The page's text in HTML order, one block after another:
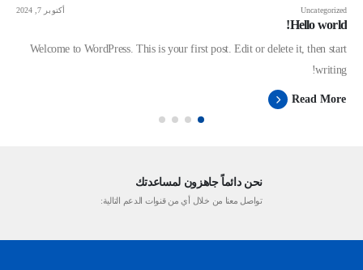
Uncategorized أكتوبر 7, 2024
Hello world!
Welcome to WordPress. This is your first post. Edit or delete it, then start
writing!
Read More
نحن دائماً جاهزون لمساعدتك
تواصل معنا من خلال أي من قنوات الدعم التالية: